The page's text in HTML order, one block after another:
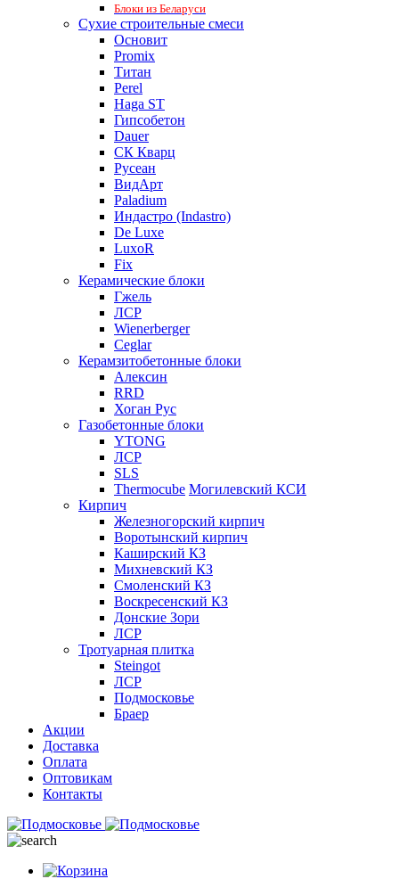
Блоки из Беларуси
Сухие строительные смеси
Основит
Promix
Титан
Perel
Haga ST
Гипсобетон
Dauer
СК Кварц
Русеан
ВидАрт
Paladium
Индастро (Indastro)
De Luxe
LuxoR
Fix
Керамические блоки
Гжель
ЛСР
Wienerberger
Ceglar
Керамзитобетонные блоки
Алексин
RRD
Хоган Рус
Газобетонные блоки
YTONG
ЛСР
SLS
Thermocube Могилевский КСИ
Кирпич
Железногорский кирпич
Воротынский кирпич
Каширский КЗ
Михневский КЗ
Смоленский КЗ
Воскресенский КЗ
Донские Зори
ЛСР
Тротуарная плитка
Steingot
ЛСР
Подмосковье
Браер
Акции
Доставка
Оплата
Оптовикам
Контакты